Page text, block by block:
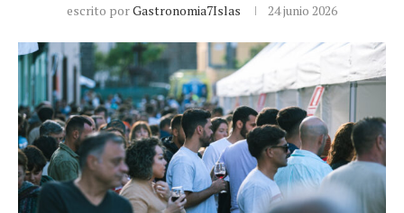
escrito porGastronomia7Islas 24 junio 2026